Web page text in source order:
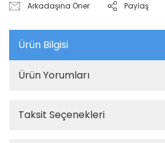
Arkadaşına Öner Paylaş
Ürün Bilgisi
Ürün Yorumları
Taksit Seçenekleri